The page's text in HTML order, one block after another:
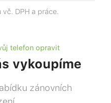
vč. DPH a práce.
telefon opravit
vykoupíme
zánovních